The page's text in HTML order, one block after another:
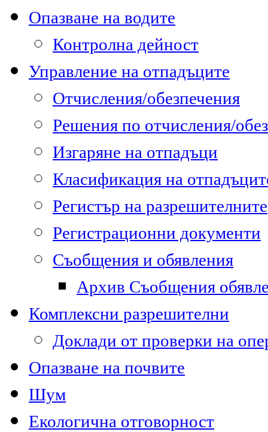
Опазване на водите
Контролна дейност
Управление на отпадъците
Отчисления/обезпечения
Решения по отчисления/
Изгаряне на отпадъци
Класификация на
Регистър на разрешителните
Регистрационни документи
Съобщения и обявления
Архив Съобщения
Комплексни разрешителни
Доклади от проверки на
Опазване на почвите
Шум
Екологична отговорност